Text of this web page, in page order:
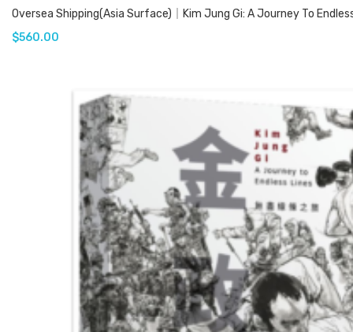
Oversea Shipping(Asia Surface)｜Kim Jung Gi: A Journey To
$560.00